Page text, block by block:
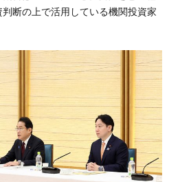
断の上で活用している機関投資家